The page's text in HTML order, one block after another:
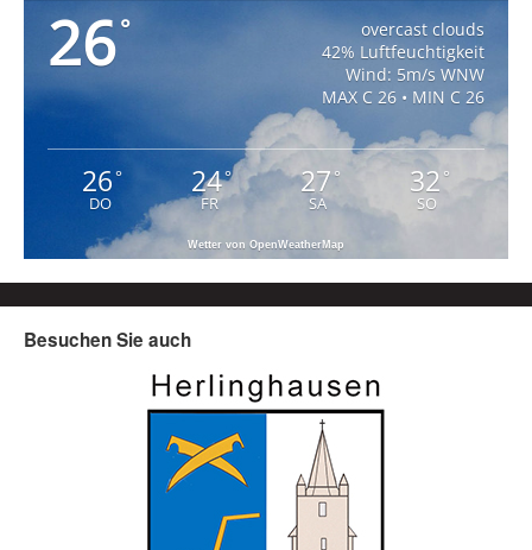
26°
overcast clouds
42% Luftfeuchtigkeit
Wind: 5m/s WNW
MAX C 26 • MIN C 26
26°
DO
24°
FR
27°
SA
32 °
SO
Wetter von OpenWeatherMap
Besuchen Sie auch